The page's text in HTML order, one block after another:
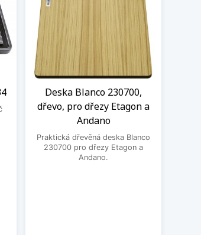
Deska Blanco 230700,
dřevo, pro dřezy Etagon a
Andano
Praktická dřevěná deska Blanco
230700 pro dřezy Etagon a
Andano.